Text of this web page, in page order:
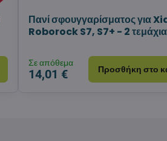
Πανί σφουγγαρίσματος για
Roborock S7, S7+ - 2 τεμάχια
Σε απόθεμα
14,01 € Προσθήκη στο